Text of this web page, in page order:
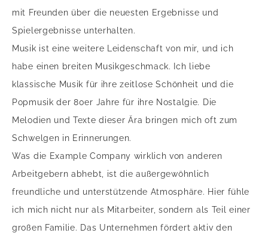
mit Freunden über die neuesten Ergebnisse und
Spielergebnisse unterhalten.
Musik ist eine weitere Leidenschaft von mir, und ich
habe einen breiten Musikgeschmack. Ich liebe
klassische Musik für ihre zeitlose Schönheit und die
Popmusik der 80er Jahre für ihre Nostalgie. Die
Melodien und Texte dieser Ära bringen mich oft zum
Schwelgen in Erinnerungen.
Was die Example Company wirklich von anderen
Arbeitgebern abhebt, ist die außergewöhnlich
freundliche und unterstützende Atmosphäre. Hier fühle
ich mich nicht nur als Mitarbeiter, sondern als Teil einer
großen Familie. Das Unternehmen fördert aktiv den